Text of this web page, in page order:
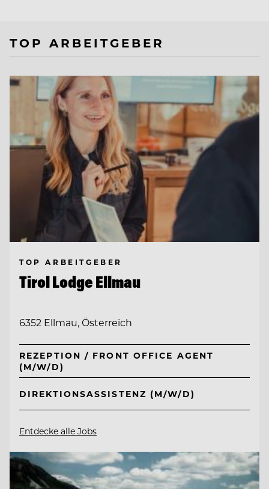
TOP ARBEITGEBER
TOP ARBEITGEBER
Tirol Lodge Ellmau
6352 Ellmau, Österreich
REZEPTION / FRONT OFFICE AGENT
(M/W/D)
DIREKTIONSASSISTENZ (M/W/D)
Entdecke alle Jobs